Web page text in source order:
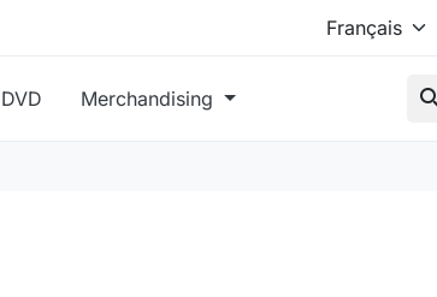
DVD Merchandising